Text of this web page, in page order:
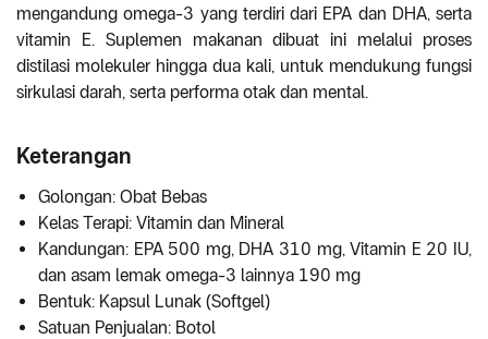
mengandung omega-3 yang terdiri dari EPA dan DHA, serta
vitamin E. Suplemen makanan dibuat ini melalui proses
distilasi molekuler hingga dua kali, untuk mendukung fungsi
sirkulasi darah, serta performa otak dan mental.
Keterangan
Golongan: Obat Bebas
Kelas Terapi: Vitamin dan Mineral
Kandungan: EPA 500 mg, DHA 310 mg, Vitamin E 20 IU,
dan asam lemak omega-3 lainnya 190 mg
Bentuk: Kapsul Lunak (Softgel)
Satuan Penjualan: Botol